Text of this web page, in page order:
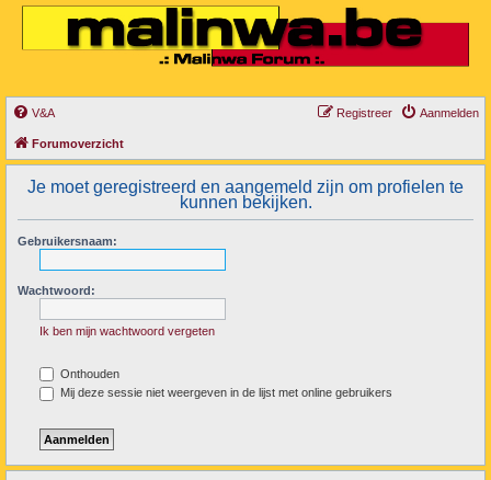
V&A Aanmelden
Registreer
Forumoverzicht
Je moet geregistreerd en aangemeld zijn om profielen te
kunnen bekijken.
Gebruikersnaam:
Wachtwoord:
Ik ben mijn wachtwoord vergeten
Onthouden
Mij deze sessie niet weergeven in de lijst met online gebruikers